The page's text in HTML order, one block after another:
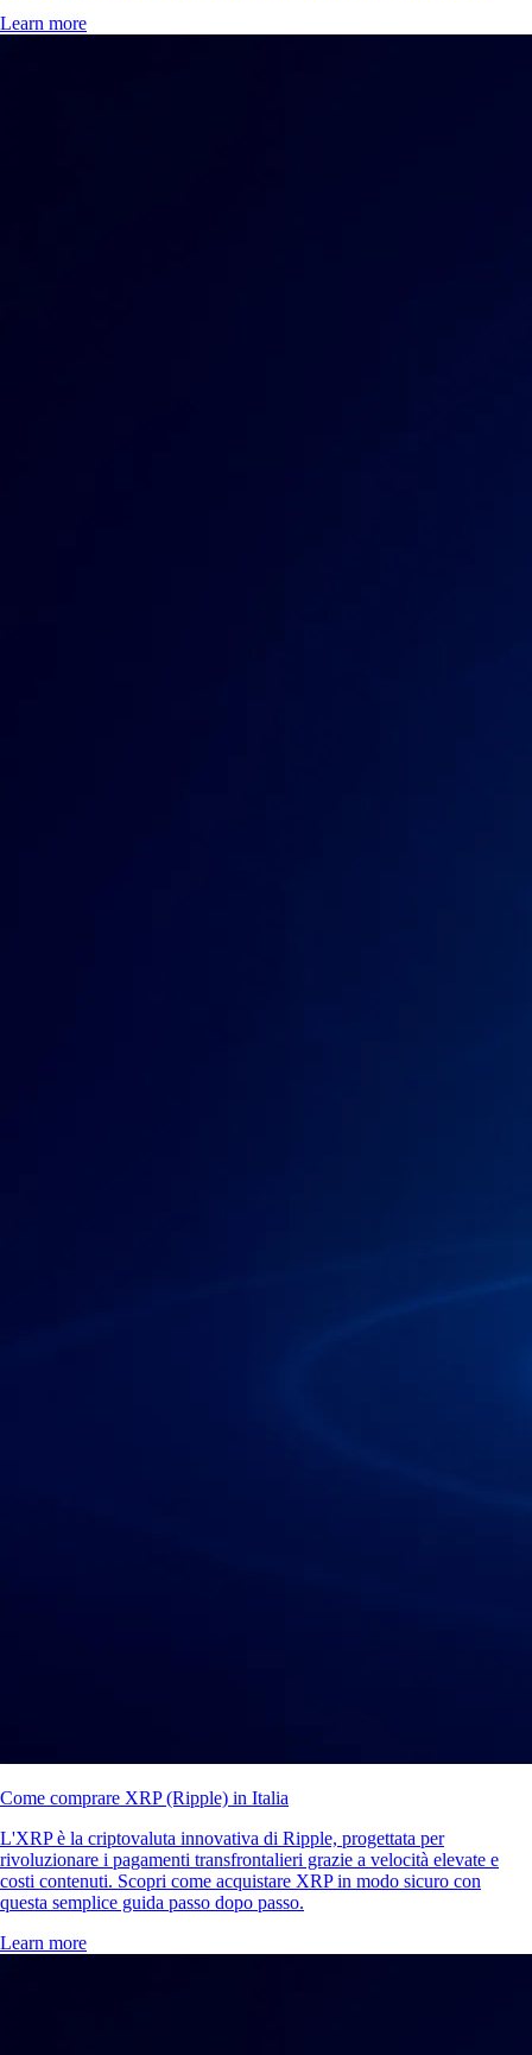
Learn more
Come comprare XRP (Ripple) in Italia
L'XRP è la criptovaluta innovativa di Ripple, progettata per
rivoluzionare i pagamenti transfrontalieri grazie a velocità elevate e
costi contenuti. Scopri come acquistare XRP in modo sicuro con
questa semplice guida passo dopo passo.
Learn more